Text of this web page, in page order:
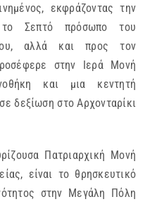
εκφράζοντας την
Σεπτό πρόσωπο του
αλλά και προς τον
στην Ιερά Μονή
και μια κεντητή
δεξίωση στο Αρχονταρίκι
Πατριαρχική Μονή
είναι το θρησκευτικό
στην Μεγάλη Πόλη